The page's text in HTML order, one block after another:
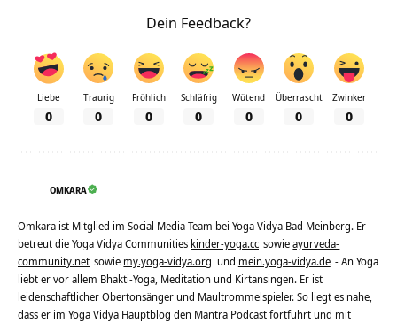
Dein Feedback?
Liebe
0
Traurig
0
Fröhlich
0
Schläfrig
0
Wütend
0
Überrascht
0
Zwinker
0
OMKARA
Omkara ist Mitglied im Social Media Team bei Yoga Vidya Bad Meinberg. Er
betreut die Yoga Vidya Communities kinder-yoga.cc sowieayurveda-
community.net sowie my.yoga-vidya.org und mein.yoga-vidya.de - An Yoga
liebt er vor allem Bhakti-Yoga, Meditation und Kirtansingen. Er ist
leidenschaftlicher Obertonsänger und Maultrommelspieler. So liegt es nahe,
dass er im Yoga Vidya Hauptblog den Mantra Podcast fortführt und mit